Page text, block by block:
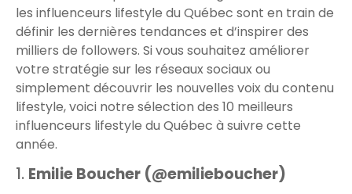
les influenceurs lifestyle du Québec sont en train de
définir les dernières tendances et d’inspirer des
milliers de followers. Si vous souhaitez améliorer
votre stratégie sur les réseaux sociaux ou
simplement découvrir les nouvelles voix du contenu
lifestyle, voici notre sélection des 10 meilleurs
influenceurs lifestyle du Québec à suivre cette
année.
1. Emilie Boucher (@emilieboucher)